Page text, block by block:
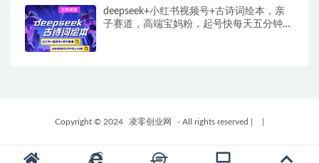
deepseek+小红书视频号+古诗词绘本，亲
子赛道，高端宝妈粉，起号快每天五分钟，
Copyright © 2024 凌零创业网 - All rights reserved